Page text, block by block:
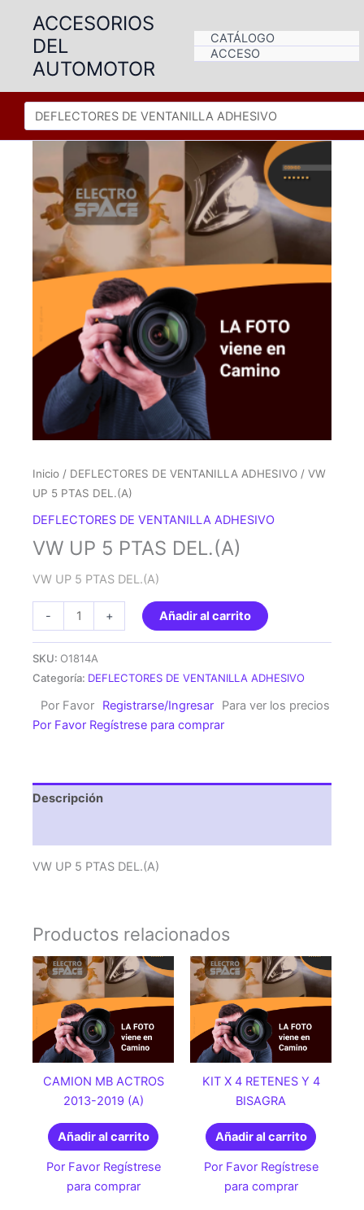
contenido
ACCESORIOS
DEL
AUTOMOTOR
CATÁLOGO
ACCESO
Inicio / DEFLECTORES DE VENTANILLA ADHESIVO / VW
UP 5 PTAS DEL.(A)
DEFLECTORES DE VENTANILLA ADHESIVO
VW UP 5 PTAS DEL.(A)
VW UP 5 PTAS DEL.(A)
-
UP
(A)
cantidad
+ Añadir al carrito
SKU: O1814A
Categoría: DEFLECTORES DE VENTANILLA ADHESIVO
Por Favor Registrarse/Ingresar
Para ver los precios
Por Favor Regístrese para comprar
Descripción
VW UP 5 PTAS DEL.(A)
Productos relacionados
CAMION MB ACTROS
2013-2019 (A)
Añadir al carrito
Por Favor Regístrese
para comprar
KIT X 4 RETENES Y 4
BISAGRA
Añadir al carrito
Por Favor Regístrese
para comprar